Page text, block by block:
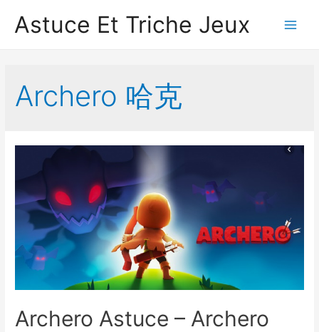
Astuce Et Triche Jeux
Archero 哈克
Archero Astuce – Archero